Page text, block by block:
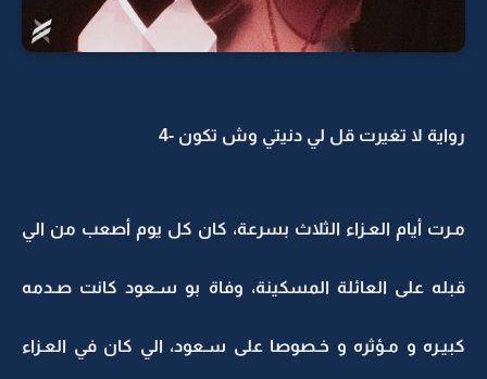
رواية لا تغيرت قل لي دنيتي وش تكون -4
مـرت أيام العـزاء الثلاث بسرعة، كان كل يوم أصعب من الي
قبله على العائلة المسكينة، وفاة بو سـعود كانت صـدمه
كبيـره و مـؤثره و خـصوصا على سـعود، الي كان في العـزاء